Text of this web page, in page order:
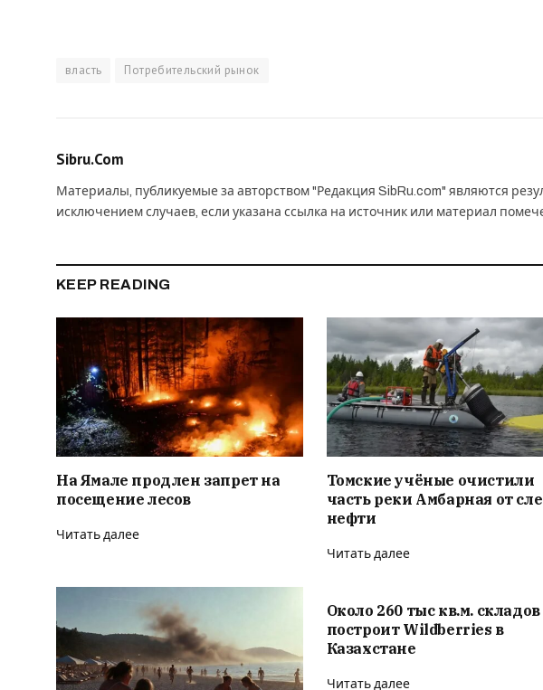
власть Потребительский рынок
Sibru.Com
Материалы, публикуемые за авторством "Редакция SibRu.com" являются
исключением случаев, если указана ссылка на источник или материал
KEEP READING
На Ямале продлен запрет на
посещение лесов
Читать далее
Томские учёные очистили
часть реки Амбарная от
нефти
Читать далее
Около 260 тыс кв.м. складов
построит Wildberries в
Казахстане
Читать далее